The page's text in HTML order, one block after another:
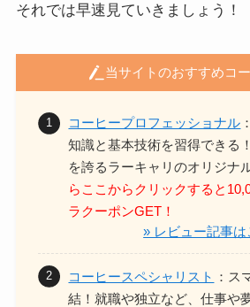
それでは早速見ていきましょう！
当サイトのおすすめコ
コーヒープロフェッショナル
知識と基本技術を習得できる！
を誇るラーキャリのオリジナ
らここからクリックすると
ラクーポンGET！
» レビュー記事は
コーヒースペシャリスト ：ス
結！就職や独立など、仕事や